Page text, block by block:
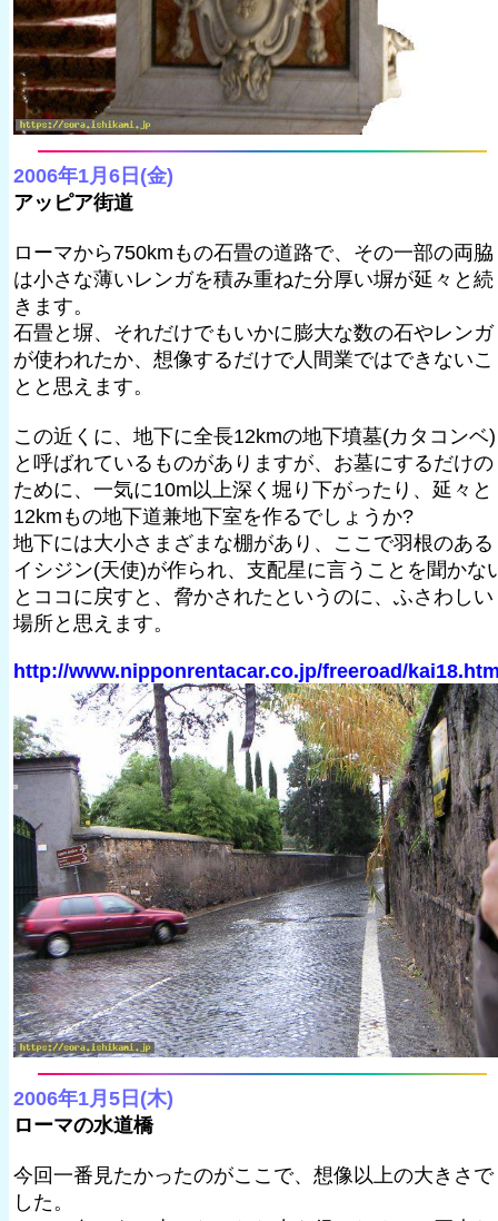
2006年1月6日(金)
アッピア街道
ローマから750kmもの石畳の道路で、その一部の両脇
は小さな薄いレンガを積み重ねた分厚い塀が延々と続
きます。
石畳と塀、それだけでもいかに膨大な数の石やレンガ
が使われたか、想像するだけで人間業ではできないこ
とと思えます。
この近くに、地下に全長12kmの地下墳墓(カタコンベ)
と呼ばれているものがありますが、お墓にするだけの
ために、一気に10m以上深く堀り下がったり、延々と
12kmもの地下道兼地下室を作るでしょうか?
地下には大小さまざまな棚があり、ここで羽根のある
イシジン(天使)が作られ、支配星に言うことを聞かな
とココに戻すと、脅かされたというのに、ふさわしい
場所と思えます。
http://www.nipponrentacar.co.jp/freeroad/
2006年1月5日(木)
ローマの水道橋
今回一番見たかったのがここで、想像以上の大きさで
した。